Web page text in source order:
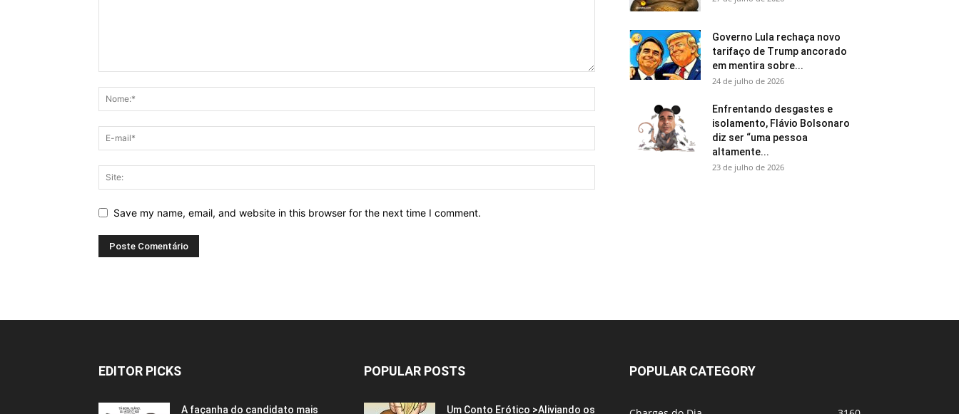
Save my name, email, and website in this browser for the next time I comment.
Governo Lula rechaça novo
tarifaço de Trump ancorado
em mentira sobre...
24 de julho de 2026
Enfrentando desgastes e
isolamento, Flávio Bolsonaro
diz ser “uma pessoa
altamente...
23 de julho de 2026
EDITOR PICKS
A façanha do candidato mais
POPULAR POSTS
Um Conto Erótico >Aliviando os
POPULAR CATEGORY